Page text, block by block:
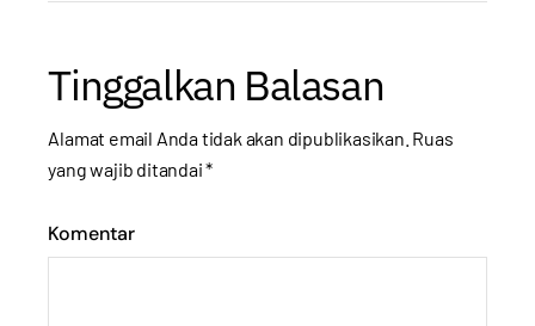
Tinggalkan Balasan
Alamat email Anda tidak akan dipublikasikan. Ruas
yang wajib ditandai*
Komentar